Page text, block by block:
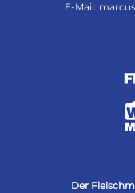
E-Mail:
Der